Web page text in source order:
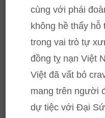
cùng với phái
không hề thấy hỗ
trong vai trò tự
đồng tỵ nạn Việt
Việt đã vất bỏ
mang trên người
dự tiệc với Đại